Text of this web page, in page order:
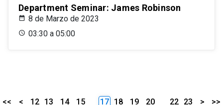
Department Seminar: James Robinson
8 de Marzo de 2023
03:30 a 05:00
<< < 12 13 14
15
17 18 19
20
22 23 > >>